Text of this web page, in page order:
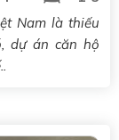
Nam là thiếu
dự án căn hộ